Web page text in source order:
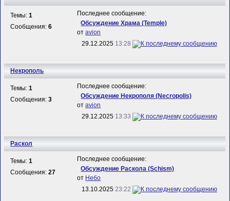
Темы:1
Сообщения:6
Последнее сообщение:
Обсуждение Храма (Temple)
отavion
29.12.2025 13:28
Некрополь
Темы:1
Сообщения:3
Последнее сообщение:
Обсуждение Некрополя (Necropolis)
отavion
29.12.2025 13:33
Раскол
Темы:1
Сообщения:27
Последнее сообщение:
Обсуждение Раскола (Schism)
от Небо
13.10.2025 23:22